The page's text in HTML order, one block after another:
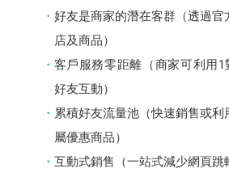
好友是商家的潛在客群（透過官
店及商品）
客⼾服務零距離（商家可利用
好友互動）
累積好友流量池（快速銷售或利
屬優惠商品）
互動式銷售（一站式減少網頁跳